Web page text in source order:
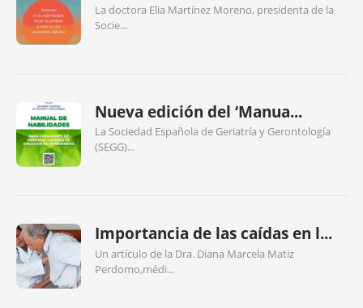
La doctora Elia Martínez Moreno, presidenta de la
Socie...
Nueva edición del ‘Manua...
La Sociedad Española de Geriatría y Gerontología
(SEGG)...
Importancia de las caídas en l...
Un artículo de la Dra. Diana Marcela Matiz
Perdomo,médi...